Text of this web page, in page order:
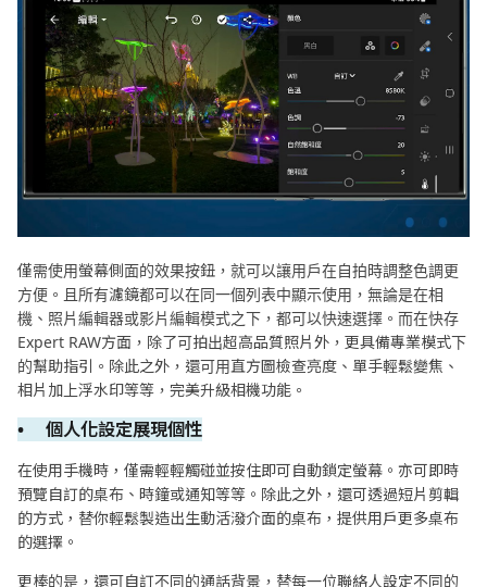
僅需使用螢幕側面的效果按鈕，就可以讓用戶在自拍時調整色調更
方便。且所有濾鏡都可以在同一個列表中顯示使用，無論是在相
機、照片編輯器或影片編輯模式之下，都可以快速選擇。而在快存
Expert RAW方面，除了可拍出超高品質照片外，更具備專業模式下
的幫助指引。除此之外，還可用直方圖檢查亮度、單手輕鬆變焦、
相片加上浮水印等等，完美升級相機功能。
• 個人化設定展現個性
在使用手機時，僅需輕輕觸碰並按住即可自動鎖定螢幕。亦可即時
預覽自訂的桌布、時鐘或通知等等。除此之外，還可透過短片剪輯
的方式，替你輕鬆製造出生動活潑介面的桌布，提供用戶更多桌布
的選擇。
更棒的是，還可自訂不同的通話背景，替每一位聯絡人設定不同的